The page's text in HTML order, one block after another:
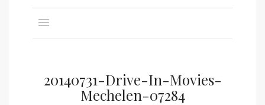
20140731-Drive-In-Movies-
Mechelen-07284